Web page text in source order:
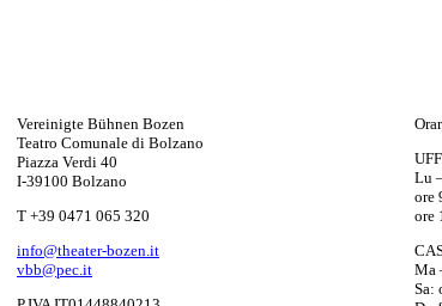
Vereinigte Bühnen Bozen
Teatro Comunale di Bolzano
Piazza Verdi 40
I-39100 Bolzano
T +39 0471 065 320
info@theater-bozen.it
vbb@pec.it
Lu
ore
ore
Ma
Sa: